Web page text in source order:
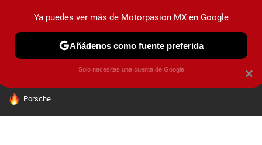
PRUEBAS INDUSTRIA HOY NO CIRCULA
HOY SE HABLA DE
Porsche
×
Ya puedes ver más de Motorpasion MX en Google
Añádenos como fuente preferida
Solo necesitas una cuenta de Google